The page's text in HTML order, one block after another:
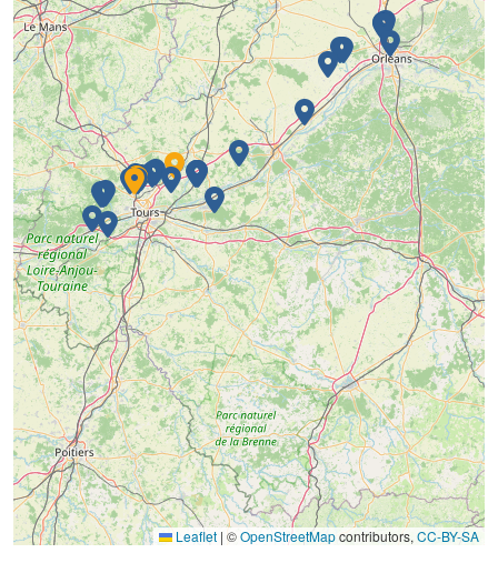
Leaflet | ©OpenStreetMapcontributors, CC-BY-SA